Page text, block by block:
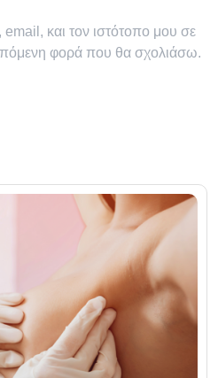
και τον ιστότοπο μου σε
φορά που θα σχολιάσω.